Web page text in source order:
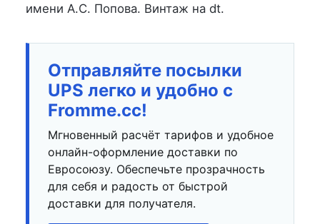
имени А.С. Попова. Винтаж на dt.
Отправляйте посылки
UPS легко и удобно с
Fromme.cc!
Мгновенный расчёт тарифов и удобное
онлайн-оформление доставки по
Евросоюзу. Обеспечьте прозрачность
для себя и радость от быстрой
доставки для получателя.